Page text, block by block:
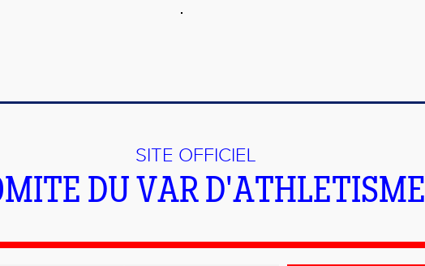
SITE OFFICIEL
DU VAR D'ATHLETISME